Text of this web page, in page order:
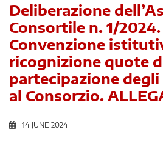
Deliberazione
Consortile n. 1/
Convenzione
ricognizione quote
partecipazione
al Consorzio.
14 JUNE 2024